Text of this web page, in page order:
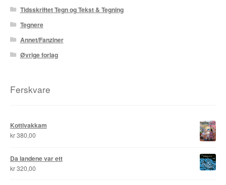
Roy Søbstad
Rui Tenreiro
Rune Borvik
Sven Tveit / Jarle Grinde
Tim Ng Tvedt
Tidsskriftet Tegn og Tekst & Tegning
Tegnere
Annet/Fanziner
Øvrige forlag
Ferskvare
Kottivakkam
kr380,00
Da landene var ett
kr320,00